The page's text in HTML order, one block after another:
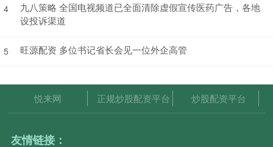
4
九八策略 全国电视频道已全面清除虚假宣传医药广告，各地
设投诉渠道
5 旺源配资 多位书记省长会见一位外企高管
悦来网 正规炒股配资平台 炒股配资平台
友情链接：